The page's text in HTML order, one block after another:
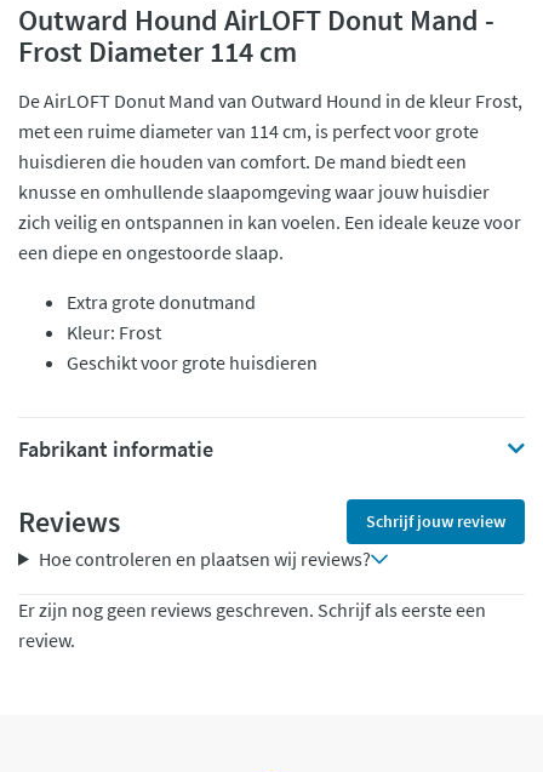
Outward Hound AirLOFT Donut Mand -
Frost Diameter 114 cm
De AirLOFT Donut Mand van Outward Hound in de kleur Frost,
met een ruime diameter van 114 cm, is perfect voor grote
huisdieren die houden van comfort. De mand biedt een
knusse en omhullende slaapomgeving waar jouw huisdier
zich veilig en ontspannen in kan voelen. Een ideale keuze voor
een diepe en ongestoorde slaap.
Extra grote donutmand
Kleur: Frost
Geschikt voor grote huisdieren
Fabrikant informatie
Reviews Schrijf jouw review
Hoe controleren en plaatsen wij reviews?
Er zijn nog geen reviews geschreven. Schrijf als eerste een
review.